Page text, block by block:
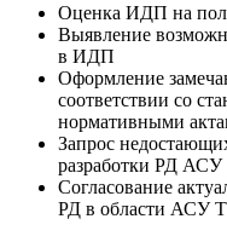
Оценка ИДП на
Выявление
в ИДП
Оформление
соответствии со
нормативными
Запрос
разработки РД
Согласование
РД в области